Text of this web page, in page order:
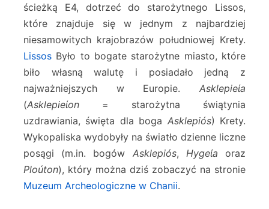
ścieżką E4, dotrzeć do starożytnego Lissos,
które znajduje się w jednym z najbardziej
niesamowitych krajobrazów południowej Krety.
Lissos Było to bogate starożytne miasto, które
biło własną walutę i posiadało jedną z
najważniejszych w Europie. Asklepieίa
(Asklepieίon = starożytna świątynia
uzdrawiania, święta dla boga Asklepiós) Krety.
Wykopaliska wydobyły na światło dzienne liczne
posągi (m.in. bogów Asklepiós, Hygeίa oraz
Ploúton), który można dziś zobaczyć na stronie
Muzeum Archeologiczne w Chanii.